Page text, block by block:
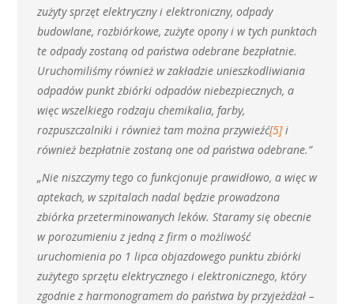
zużyty sprzęt elektryczny i elektroniczny, odpady
budowlane, rozbiórkowe, zużyte opony i w tych punktach
te odpady zostaną od państwa odebrane bezpłatnie.
Uruchomiliśmy również w zakładzie unieszkodliwiania
odpadów punkt zbiórki odpadów niebezpiecznych, a
więc wszelkiego rodzaju chemikalia, farby,
rozpuszczalniki i również tam można przywieźć[5]i
również bezpłatnie zostaną one od państwa odebrane.”
„Nie niszczymy tego co funkcjonuje prawidłowo, a więc w
aptekach, w szpitalach nadal będzie prowadzona
zbiórka przeterminowanych leków. Staramy się obecnie
w porozumieniu z jedną z firm o możliwość
uruchomienia po 1 lipca objazdowego punktu zbiórki
zużytego sprzętu elektrycznego i elektronicznego, który
zgodnie z harmonogramem do państwa by przyjeżdżał –